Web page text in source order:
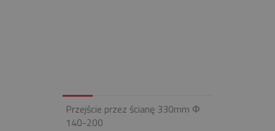
Przejście przez ścianę 330mm Φ
140-200